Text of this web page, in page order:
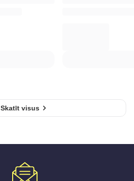
Skatīt visus